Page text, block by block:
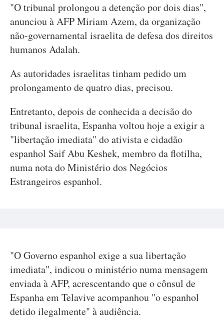
"O tribunal prolongou a detenção por dois dias",
anunciou à AFP Miriam Azem, da organização
não-governamental israelita de defesa dos direitos
humanos Adalah.
As autoridades israelitas tinham pedido um
prolongamento de quatro dias, precisou.
Entretanto, depois de conhecida a decisão do
tribunal israelita, Espanha voltou hoje a exigir a
"libertação imediata" do ativista e cidadão
espanhol Saif Abu Keshek, membro da flotilha,
numa nota do Ministério dos Negócios
Estrangeiros espanhol.
"O Governo espanhol exige a sua libertação
imediata", indicou o ministério numa mensagem
enviada à AFP, acrescentando que o cônsul de
Espanha em Telavive acompanhou "o espanhol
detido ilegalmente" à audiência.